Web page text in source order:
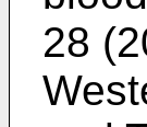
28